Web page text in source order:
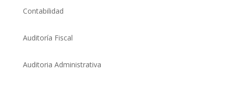
Contabilidad
Auditoría Fiscal
Auditoria Administrativa